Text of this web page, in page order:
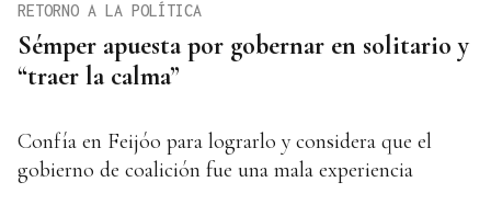
Sémper apuesta por gobernar en solitario y
“traer la calma”
RETORNO A LA POLÍTICA
Confía en Feijóo para lograrlo y considera que el
gobierno de coalición fue una mala experiencia